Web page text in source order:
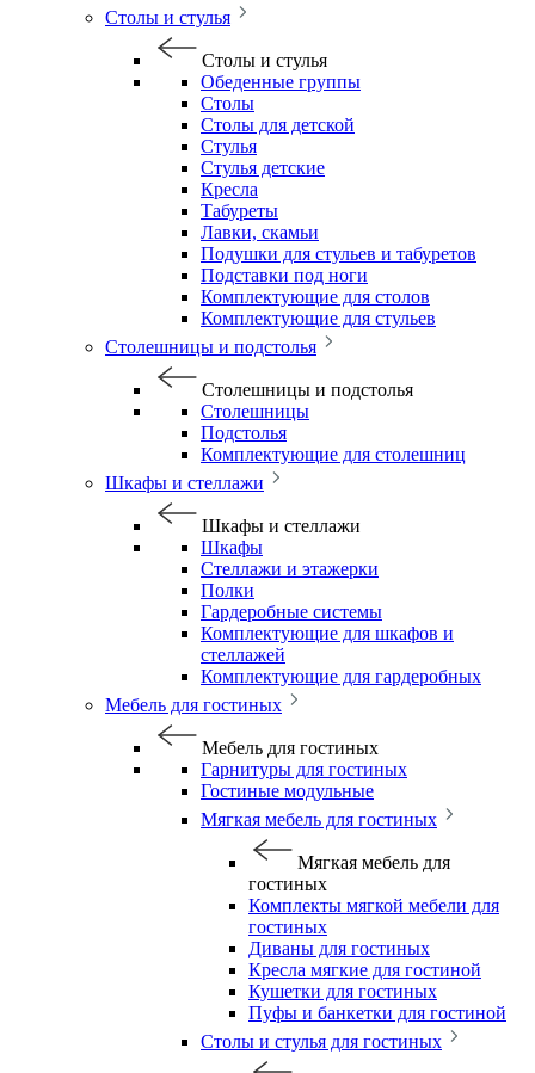
Столы и стулья
Столы и стулья
Обеденные группы
Столы
Столы для детской
Стулья
Стулья детские
Кресла
Табуреты
Лавки, скамьи
Подушки для стульев и табуретов
Подставки под ноги
Комплектующие для столов
Комплектующие для стульев
Столешницы и подстолья
Столешницы и подстолья
Столешницы
Подстолья
Комплектующие для столешниц
Шкафы и стеллажи
Шкафы и стеллажи
Шкафы
Стеллажи и этажерки
Полки
Гардеробные системы
Комплектующие для шкафов и
стеллажей
Комплектующие для гардеробных
Мебель для гостиных
Мебель для гостиных
Гарнитуры для гостиных
Гостиные модульные
Мягкая мебель для гостиных
Мягкая мебель для
гостиных
Комплекты мягкой мебели для
гостиных
Диваны для гостиных
Кресла мягкие для гостиной
Кушетки для гостиных
Пуфы и банкетки для гостиной
Столы и стулья для гостиных